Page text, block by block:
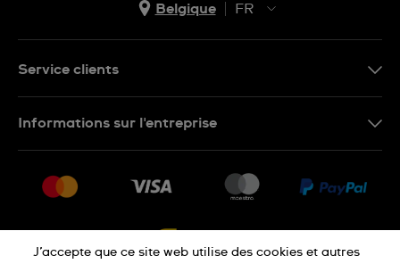
Belgique
FR
Service clients
Retour
Conditions De Vente
Informations sur l'entreprise
Jobs
J’accepte que ce site web utilise des cookies et autres